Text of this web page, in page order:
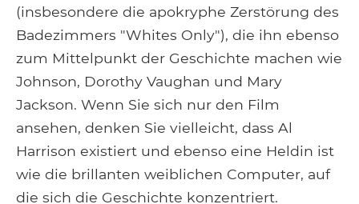
(insbesondere die apokryphe Zerstörung des
Badezimmers "Whites Only"), die ihn ebenso
zum Mittelpunkt der Geschichte machen wie
Johnson, Dorothy Vaughan und Mary
Jackson. Wenn Sie sich nur den Film
ansehen, denken Sie vielleicht, dass Al
Harrison existiert und ebenso eine Heldin ist
wie die brillanten weiblichen Computer, auf
die sich die Geschichte konzentriert.